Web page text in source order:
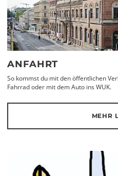
ANFAHRT
So kommst du mit den öffentlichen
Fahrrad oder mit dem Auto ins WUK.
MEHR